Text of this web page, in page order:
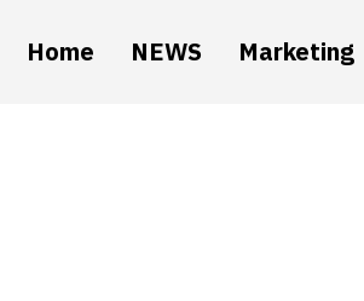
Home NEWS Marketing